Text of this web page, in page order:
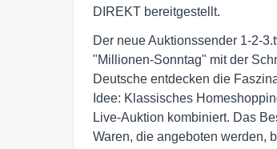
DIREKT bereitgestellt.
Der neue Auktionssender 1-2-
"Millionen-Sonntag" mit der
Deutsche entdecken die
Idee: Klassisches
Live-Auktion kombiniert. Das
Waren, die angeboten werden,